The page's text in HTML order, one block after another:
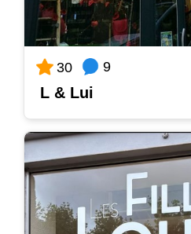
30 9
L & Lui